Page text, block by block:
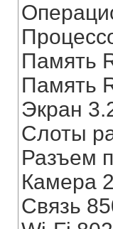
Память
Память
Экран
Слоты
Разъем
Камера
Связь